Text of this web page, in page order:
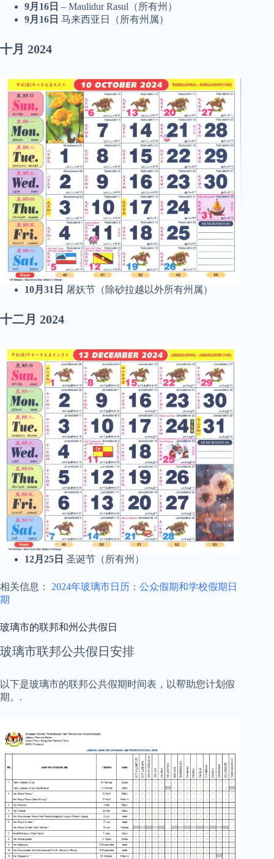
9月16日 – Maulidur Rasul（所有州）
9月16日 马来西亚日（所有州属）
十月 2024
10月31日 屠妖节（除砂拉越以外所有州属）
十二月 2024
12月25日 圣诞节（所有州）
相关信息： 2024年玻璃市日历：公众假期和学校假期日
期
玻璃市的联邦和州公共假日
玻璃市联邦公共假日安排
以下是玻璃市的联邦公共假期时间表，以帮助您计划假
期。.